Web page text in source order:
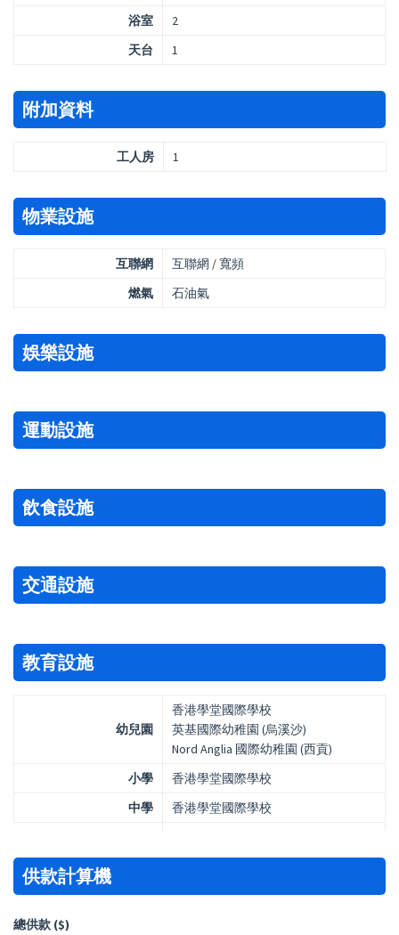
浴室
2
天台
1
附加資料
工人房 1
物業設施
互聯網
互聯網 / 寬頻
燃氣
石油氣
娛樂設施
運動設施
飲食設施
交通設施
教育設施
幼兒園
香港學堂國際學校
英基國際幼稚園 (烏溪沙)
Nord Anglia 國際幼稚園 (西貢)
小學
香港學堂國際學校
中學
香港學堂國際學校
供款計算機
總供款 ($)